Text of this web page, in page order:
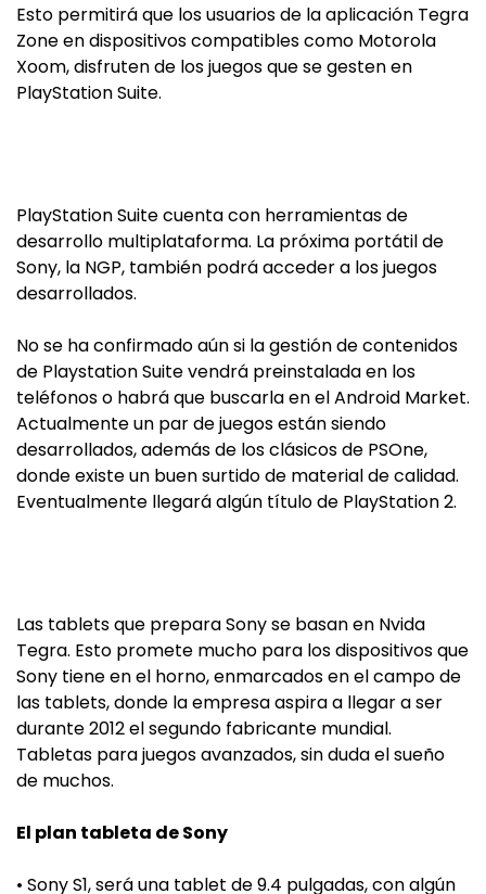
Esto permitirá que los usuarios de la aplicación Tegra
Zone en dispositivos compatibles como Motorola
Xoom, disfruten de los juegos que se gesten en
PlayStation Suite.
PlayStation Suite cuenta con herramientas de
desarrollo multiplataforma. La próxima portátil de
Sony, la NGP, también podrá acceder a los juegos
desarrollados.
No se ha confirmado aún si la gestión de contenidos
de Playstation Suite vendrá preinstalada en los
teléfonos o habrá que buscarla en el Android Market.
Actualmente un par de juegos están siendo
desarrollados, además de los clásicos de PSOne,
donde existe un buen surtido de material de calidad.
Eventualmente llegará algún título de PlayStation 2.
Las tablets que prepara Sony se basan en Nvida
Tegra. Esto promete mucho para los dispositivos que
Sony tiene en el horno, enmarcados en el campo de
las tablets, donde la empresa aspira a llegar a ser
durante 2012 el segundo fabricante mundial.
Tabletas para juegos avanzados, sin duda el sueño
de muchos.
El plan tableta de Sony
• Sony S1, será una tablet de 9.4 pulgadas, con algún